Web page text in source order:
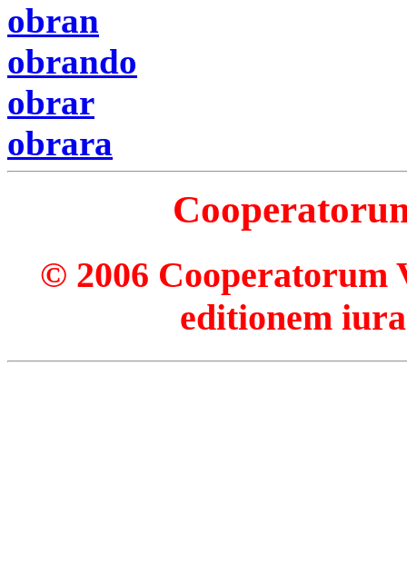
obran
obrando
obrar
obrara
© 2006 Cooperatorum
editionem